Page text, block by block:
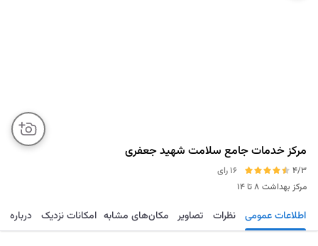
مرکز خدمات جامع سلامت شهید جعفری
4/3
16 رای
مرکز بهداشت ۸ تا ۱۴
مسیریابی ذخیره ارسال تماس اطلاعات عمومی نظرات تصاویر مکان‌های مشابه امکانات نزدیک درباره